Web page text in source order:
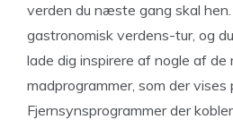
verden du næste gang skal
gastronomisk verdens-tur, og
lade dig inspirere af nogle af de
madprogrammer, som der vises
Fjernsynsprogrammer der